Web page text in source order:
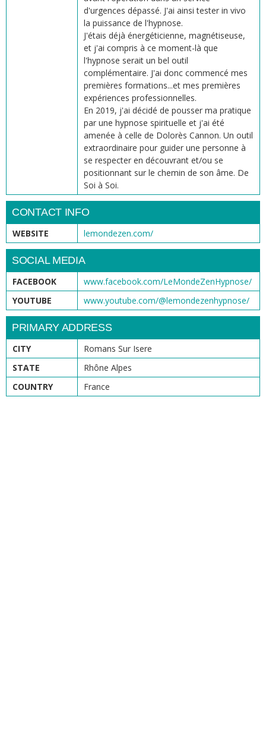
d'urgences dépassé. J'ai ainsi tester in vivo
la puissance de l'hypnose.
J'étais déjà énergéticienne, magnétiseuse,
et j'ai compris à ce moment-là que
l'hypnose serait un bel outil
complémentaire. J'ai donc commencé mes
premières formations...et mes premières
expériences professionnelles.
En 2019, j'ai décidé de pousser ma pratique
par une hypnose spirituelle et j'ai été
amenée à celle de Dolorès Cannon. Un outil
extraordinaire pour guider une personne à
se respecter en découvrant et/ou se
positionnant sur le chemin de son âme. De
Soi à Soi.
CONTACT INFO
WEBSITE lemondezen.com/
SOCIAL MEDIA
FACEBOOK
www.facebook.com/LeMondeZenHypnose/
YOUTUBE
www.youtube.com/@lemondezenhypnose/
PRIMARY ADDRESS
CITY
Romans Sur Isere
STATE
Rhône Alpes
COUNTRY
France